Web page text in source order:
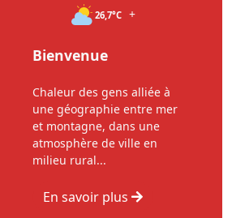
26,7°C +
Bienvenue
Chaleur des gens alliée à
une géographie entre mer
et montagne, dans une
atmosphère de ville en
milieu rural...
En savoir plus